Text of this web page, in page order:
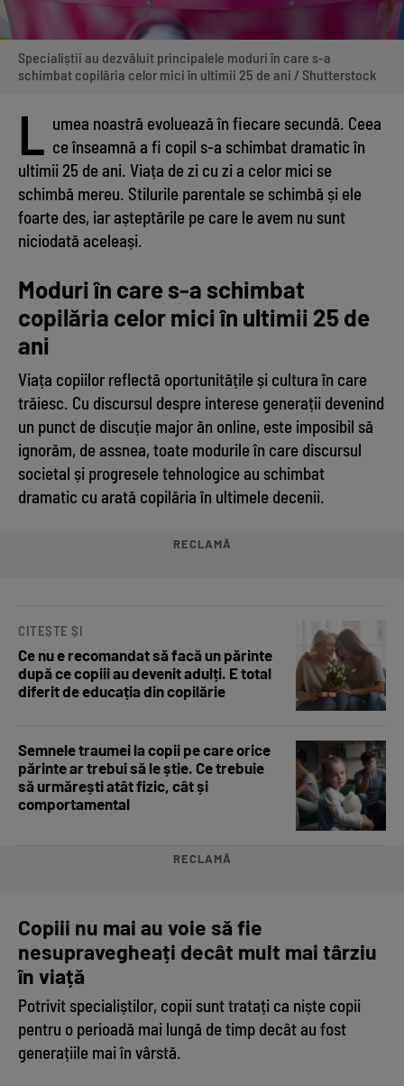
Specialiștii au dezvăluit principalele moduri în care s-a
schimbat copilăria celor mici în ultimii 25 de ani / Shutterstock
L umea noastră evoluează în fiecare secundă. Ceea
ce înseamnă a fi copil s-a schimbat dramatic în
ultimii 25 de ani. Viața de zi cu zi a celor mici se
schimbă mereu. Stilurile parentale se schimbă și ele
foarte des, iar așteptările pe care le avem nu sunt
niciodată aceleași.
Moduri în care s-a schimbat
copilăria celor mici în ultimii 25 de
ani
Viața copiilor reflectă oportunitățile și cultura în care
trăiesc. Cu discursul despre interese generații devenind
un punct de discuție major ăn online, este imposibil să
ignorăm, de assnea, toate modurile în care discursul
societal și progresele tehnologice au schimbat
dramatic cu arată copilăria în ultimele decenii.
RECLAMĂ
CITEȘTE ȘI
Ce nu e recomandat să facă un părinte
după ce copiii au devenit adulți. E total
diferit de educația din copilărie
Semnele traumei la copii pe care orice
părinte ar trebui să le știe. Ce trebuie
să urmărești atât fizic, cât și
comportamental
RECLAMĂ
Copiii nu mai au voie să fie
nesupravegheați decât mult mai târziu
în viață
Potrivit specialiștilor, copii sunt tratați ca niște copii
pentru o perioadă mai lungă de timp decât au fost
generațiile mai în vârstă.